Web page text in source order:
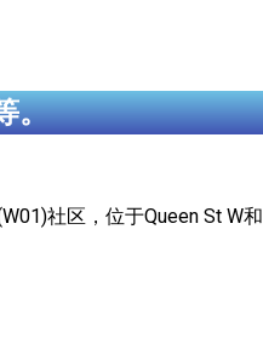
。
社区，位于Queen St W和